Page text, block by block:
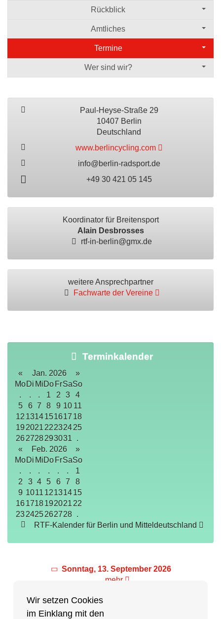
Wir setzen Cookies
im Einklang mit den
Rückblick
Amtliches
Termine
Wer sind wir?
Paul-Heyse-Straße 29
10407 Berlin
Deutschland
www.berlincycling.com
info@berlin-radsport.de
+49 30 421 05 145
Koordinator für Breitensport
Alain Desbrosses
rtf-in-berlin@gmx.de
weitere Ansprechpartner
Fachwarte der Vereine
Terminkalender
« Jan. 2026
»
MoDi MiDo FrSaSo
.
. . 1 2 3
4
5
6 7 8 9 10 11
12 1314151617 18
19 2021 22232425
262728293031
.
«
Feb. 2026
»
MoDi MiDo FrSaSo
.
. . . . .
1
2
3 4 5 6 7
8
9 1011 12131415
161718192021 22
232425262728 .
RTF-Kalender für Berlin und Mitteldeutschland
Sonntag, 13. September 2026
mehr